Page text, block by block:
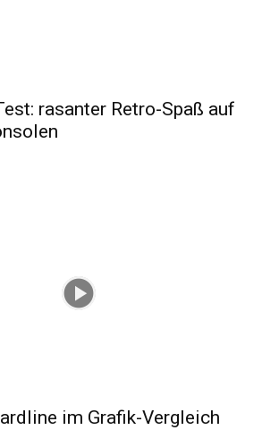
rasanter Retro-Spaß auf
im Grafik-Vergleich